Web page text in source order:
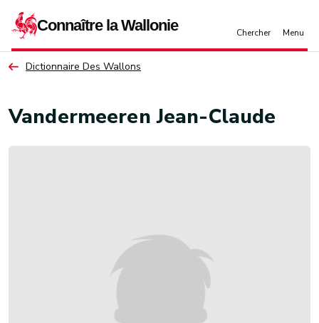
Dictionnaire Des Wallons
Vandermeeren Jean-Claude